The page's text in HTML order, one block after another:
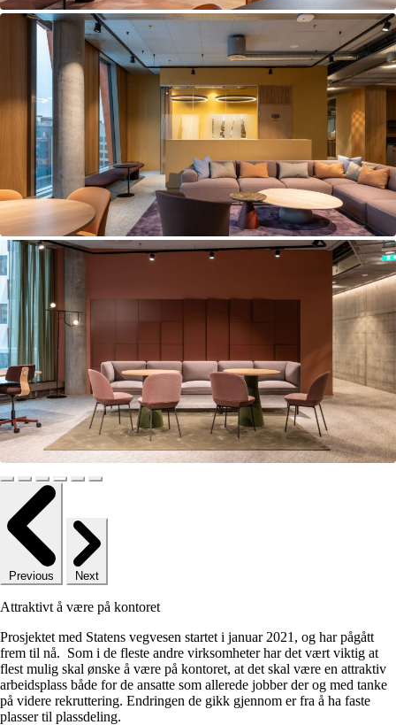
Previous Next
Attraktivt å være på kontoret
Prosjektet med Statens vegvesen startet i januar 2021, og har pågått
frem til nå. Som i de fleste andre virksomheter har det vært viktig at
flest mulig skal ønske å være på kontoret, at det skal være en attraktiv
arbeidsplass både for de ansatte som allerede jobber der og med tanke
på videre rekruttering. Endringen de gikk gjennom er fra å ha faste
plasser til plassdeling.